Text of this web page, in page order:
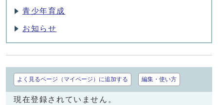
青少年育成
お知らせ
よく見るページ（マイページ）に追加する 編集・使い方
現在登録されていません。